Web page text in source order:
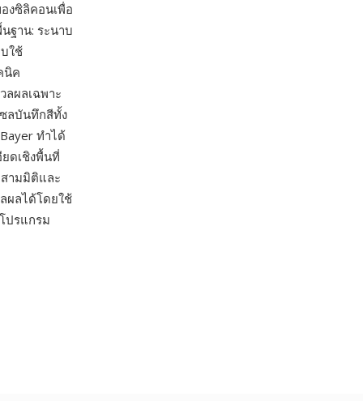
งซิลิคอนเพื่อ
ฐาน: ระนาบ
ใช้
นิค
ลผลเฉพาะ
ลบันทึกสีทั้ง
ทำได้
ดเชิงพื้นที่
ามมิติและ
ผลได้โดยใช้
ปรแกรม